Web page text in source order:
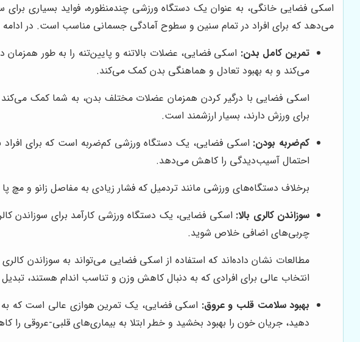
اسکی فضایی خانگی، به عنوان یک دستگاه ورزشی چندمنظوره، فواید بسیاری برای
می‌دهد که برای افراد در تمام سنین و سطوح آمادگی جسمانی مناسب است. در ادامه
تمرین کامل بدن: اسکی فضایی، عضلات بالاتنه و پایین‌تنه را به طور
می‌کند و به بهبود تعادل و هماهنگی بدن کمک می‌کند.
اسکی فضایی با درگیر کردن همزمان عضلات مختلف بدن، به شما کمک می‌کند
برای ورزش دارند، بسیار ارزشمند است.
کم‌ضربه بودن: اسکی فضایی، یک دستگاه ورزشی کم‌ضربه است که برای
احتمال آسیب‌دیدگی را کاهش می‌دهد.
برخلاف دستگاه‌های ورزشی مانند تردمیل که فشار زیادی به مفاصل زانو و
سوزاندن کالری بالا: اسکی فضایی، یک دستگاه ورزشی کارآمد برای سوزاندن
چربی‌های اضافی خلاص شوید.
مطالعات نشان داده‌اند که استفاده از اسکی فضایی می‌تواند به سوزاندن
انتخاب عالی برای افرادی که به دنبال کاهش وزن و تناسب اندام هستند،
بهبود سلامت قلب و عروق: اسکی فضایی، یک تمرین هوازی عالی است که به
دهید، جریان خون را بهبود بخشید و خطر ابتلا به بیماری‌های قلبی-عروقی را